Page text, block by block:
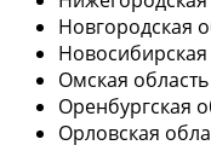
Новгородская
Новосибирская
Омская область
Оренбургская
Орловская